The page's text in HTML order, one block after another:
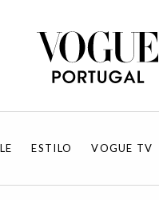
ESTILO VOGUE TV